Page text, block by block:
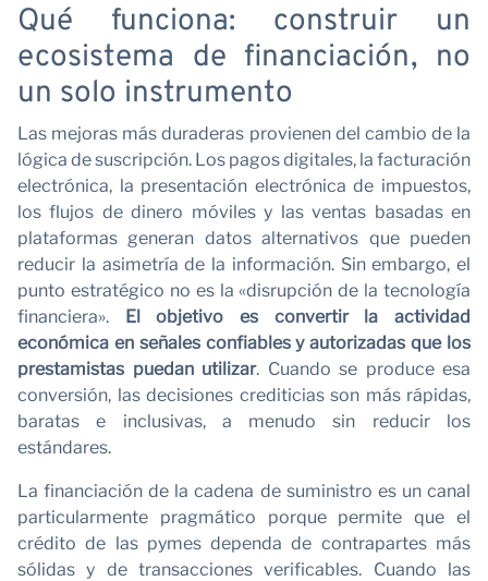
Qué funciona: construir un
ecosistema de financiación, no
un solo instrumento
Las mejoras más duraderas provienen del cambio de la
lógica de suscripción. Los pagos digitales, la facturación
electrónica, la presentación electrónica de impuestos,
los flujos de dinero móviles y las ventas basadas en
plataformas generan datos alternativos que pueden
reducir la asimetría de la información. Sin embargo, el
punto estratégico no es la «disrupción de la tecnología
financiera». El objetivo es convertir la actividad
económica en señales confiables y autorizadas que los
prestamistas puedan utilizar. Cuando se produce esa
conversión, las decisiones crediticias son más rápidas,
baratas e inclusivas, a menudo sin reducir los
estándares.
La financiación de la cadena de suministro es un canal
particularmente pragmático porque permite que el
crédito de las pymes dependa de contrapartes más
sólidas y de transacciones verificables. Cuando las